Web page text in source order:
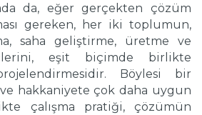
da, eğer gerçekten çözüm
gereken, her iki toplumun,
saha geliştirme, üretme ve
eşit biçimde birlikte
Böylesi bir
hakkaniyete çok daha uygun
çalışma pratiği, çözümün